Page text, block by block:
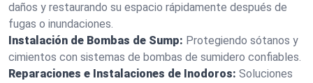
daños y restaurando su espacio rápidamente después de
fugas o inundaciones.
Instalación de Bombas de Sump: Protegiendo sótanos y
cimientos con sistemas de bombas de sumidero confiables.
Reparaciones e Instalaciones de Inodoros: Soluciones